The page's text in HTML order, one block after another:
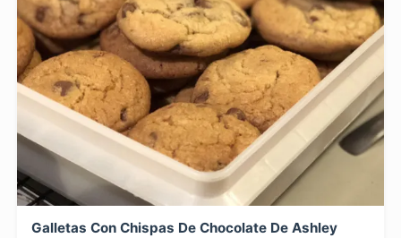
Galletas Con Chispas De Chocolate De Ashley